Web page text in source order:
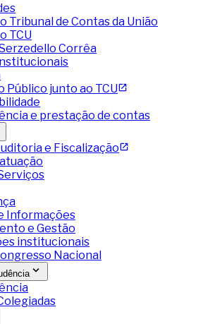
Tribunal de Contas da União
TCU
Corrêa
Público junto ao TCU
e prestação de contas
e Fiscalização
Informações
e Gestão
institucionais
Nacional